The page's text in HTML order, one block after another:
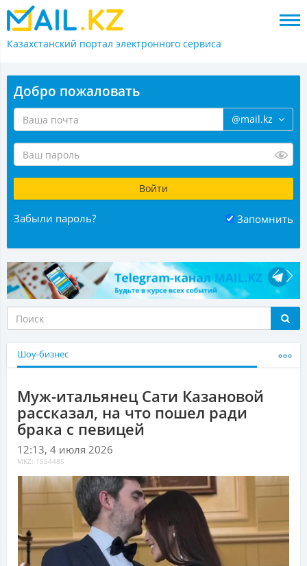
Казахстанский портал электронного сервиса
Добро пожаловать
@mail.kz
Забыли пароль? Запомнить
Шоу-бизнес
Муж-итальянец Сати Казановой
рассказал, на что пошел ради
брака с певицей
12:13, 4 июля 2026
MKZ: 1554485